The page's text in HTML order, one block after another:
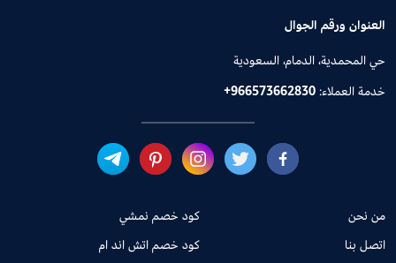
العنوان ورقم الجوال
حي المحمدية، الدمام، السعودية
خدمة العملاء:+966573662830
من نحن
اتصل بنا
كود خصم نمشي
كود خصم اتش اند ام